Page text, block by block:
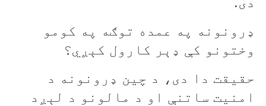
ډرونونه په عمده توګه په کومو
وختونو کې ډېر کارول کېږي؟
حقيقت دا دی، د چين ډرونونه د
امنيت ساتنې او د مالونو د لېږد